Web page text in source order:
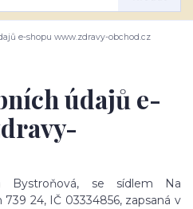
e-shopu www.zdravy-obchod.cz
údajů e-
Bystroňová, se sídlem Na
739 24, IČ 03334856, zapsaná v